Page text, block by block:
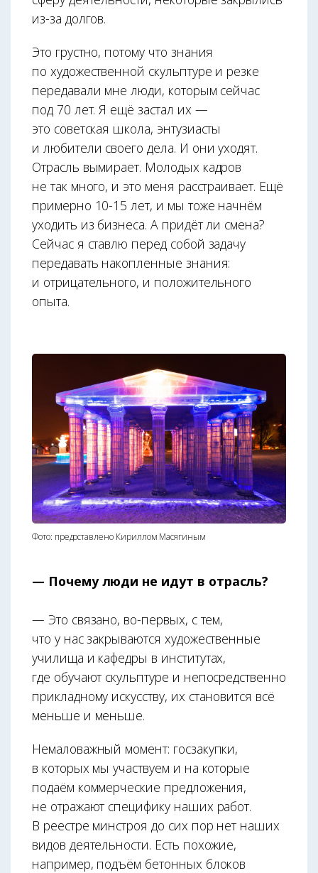
из-за долгов.
Это грустно, потому что знания
по художественной скульптуре и резке
передавали мне люди, которым сейчас
под 70 лет. Я ещё застал их —
это советская школа, энтузиасты
и любители своего дела. И они уходят.
Отрасль вымирает. Молодых кадров
не так много, и это меня расстраивает. Ещё
примерно 10-15 лет, и мы тоже начнём
уходить из бизнеса. А придёт ли смена?
Сейчас я ставлю перед собой задачу
передавать накопленные знания:
и отрицательного, и положительного
опыта.
Фото: предоставлено Кириллом Масягиным
— Почему люди не идут в отрасль?
— Это связано, во-первых, с тем,
что у нас закрываются художественные
училища и кафедры в институтах,
где обучают скульптуре и непосредственно
прикладному искусству, их становится всё
меньше и меньше.
Немаловажный момент: госзакупки,
в которых мы участвуем и на которые
подаём коммерческие предложения,
не отражают специфику наших работ.
В реестре минстроя до сих пор нет наших
видов деятельности. Есть похожие,
например, подъём бетонных блоков